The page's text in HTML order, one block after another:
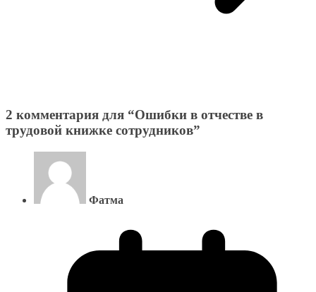
2 комментария для “Ошибки в отчестве в
трудовой книжке сотрудников”
Фатма